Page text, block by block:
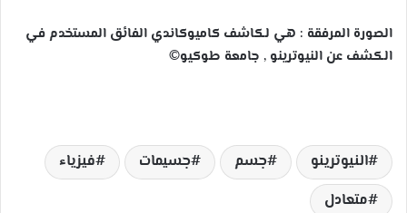
الصورة المرفقة : هي لكاشف كاميوكاندي الفائق المستخدم في
الكشف عن النيوترينو , جامعة طوكيو©
النيوترينو جسم جسيمات
فيزياء
متعادل